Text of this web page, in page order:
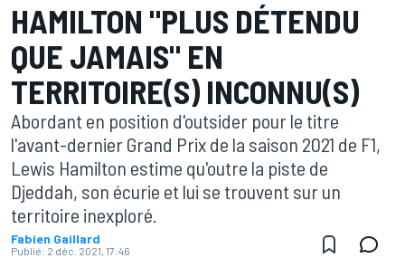
HAMILTON "PLUS DÉTENDU
QUE JAMAIS" EN
TERRITOIRE(S) INCONNU(S)
Abordant en position d'outsider pour le titre
l'avant-dernier Grand Prix de la saison 2021 de F1,
Lewis Hamilton estime qu'outre la piste de
Djeddah, son écurie et lui se trouvent sur un
territoire inexploré.
Fabien Gaillard
Publié: 2 déc. 2021, 17:46